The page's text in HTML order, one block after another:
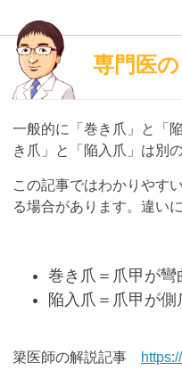
専門医
一般的に「巻き爪」と「
き爪」と「陥入爪」は別
この記事ではわかりやす
る場合があります。違い
巻き爪＝爪甲が彎
陥入爪＝爪甲が
簗医師の解説記事